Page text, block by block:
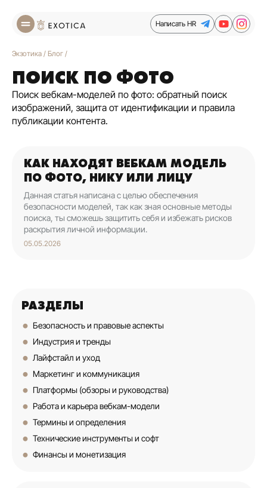
Написать HR
Экзотика / Блог /
ПОИСК ПО ФОТО
Поиск вебкам-моделей по фото: обратный поиск
изображений, защита от идентификации и правила
публикации контента.
КАК НАХОДЯТ ВЕБКАМ МОДЕЛЬ
ПО ФОТО, НИКУ ИЛИ ЛИЦУ
Данная статья написана с целью обеспечения
безопасности моделей, так как зная основные методы
поиска, ты сможешь защитить себя и избежать рисков
раскрытия личной информации.
05.05.2026
РАЗДЕЛЫ
Безопасность и правовые аспекты
Индустрия и тренды
Лайфстайл и уход
Маркетинг и коммуникация
Платформы (обзоры и руководства)
Работа и карьера вебкам-модели
Термины и определения
Технические инструменты и софт
Финансы и монетизация